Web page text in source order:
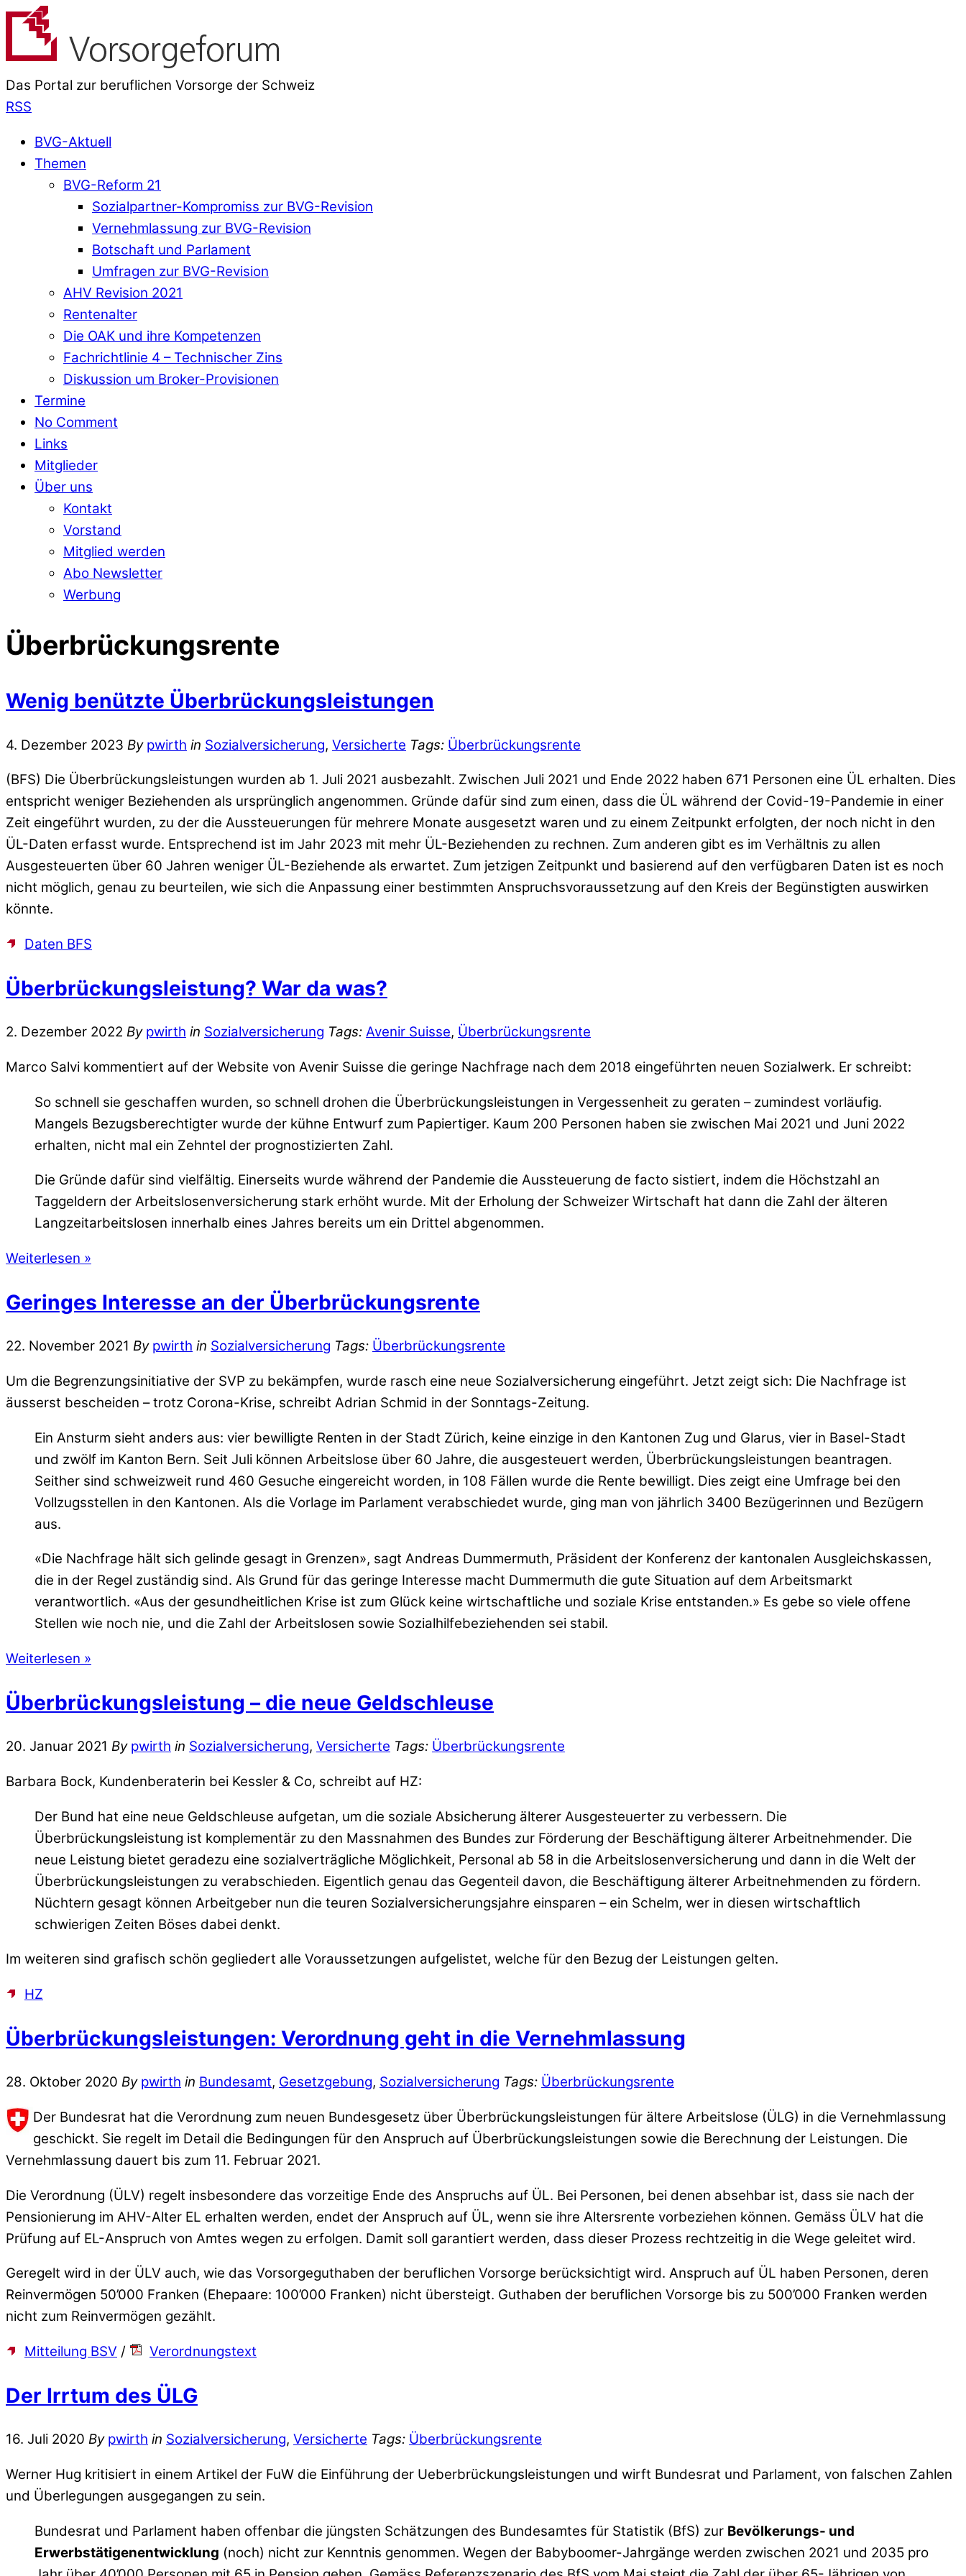
Das Portal zur beruflichen Vorsorge der Schweiz
RSS
BVG-Aktuell
Themen
BVG-Reform 21
Sozialpartner-Kompromiss zur BVG-Revision
Vernehmlassung zur BVG-Revision
Botschaft und Parlament
Umfragen zur BVG-Revision
AHV Revision 2021
Rentenalter
Die OAK und ihre Kompetenzen
Fachrichtlinie 4 – Technischer Zins
Diskussion um Broker-Provisionen
Termine
No Comment
Links
Mitglieder
Über uns
Kontakt
Vorstand
Mitglied werden
Abo Newsletter
Werbung
Überbrückungsrente
Wenig benützte Überbrückungsleistungen
4. Dezember 2023 By pwirth in Sozialversicherung, Versicherte Tags: Überbrückungsrente
(BFS) Die Überbrückungsleistungen wurden ab 1. Juli 2021 ausbezahlt. Zwischen Juli 2021 und Ende 2022 haben 671 Personen eine ÜL erhalten. Dies
entspricht weniger Beziehenden als ursprünglich angenommen. Gründe dafür sind zum einen, dass die ÜL während der Covid-19-Pandemie in einer
Zeit eingeführt wurden, zu der die Aussteuerungen für mehrere Monate ausgesetzt waren und zu einem Zeitpunkt erfolgten, der noch nicht in den
ÜL-Daten erfasst wurde. Entsprechend ist im Jahr 2023 mit mehr ÜL-Beziehenden zu rechnen. Zum anderen gibt es im Verhältnis zu allen
Ausgesteuerten über 60 Jahren weniger ÜL-Beziehende als erwartet. Zum jetzigen Zeitpunkt und basierend auf den verfügbaren Daten ist es noch
nicht möglich, genau zu beurteilen, wie sich die Anpassung einer bestimmten Anspruchsvoraussetzung auf den Kreis der Begünstigten auswirken
könnte.
Daten BFS
Überbrückungsleistung? War da was?
2. Dezember 2022 By pwirth in Sozialversicherung Tags: Avenir Suisse, Überbrückungsrente
Marco Salvi kommentiert auf der Website von Avenir Suisse die geringe Nachfrage nach dem 2018 eingeführten neuen Sozialwerk. Er schreibt:
So schnell sie geschaffen wurden, so schnell drohen die Überbrückungsleistungen in Vergessenheit zu geraten – zumindest vorläufig.
Mangels Bezugsberechtigter wurde der kühne Entwurf zum Papiertiger. Kaum 200 Personen haben sie zwischen Mai 2021 und Juni 2022
erhalten, nicht mal ein Zehntel der prognostizierten Zahl.
Die Gründe dafür sind vielfältig. Einerseits wurde während der Pandemie die Aussteuerung de facto sistiert, indem die Höchstzahl an
Taggeldern der Arbeitslosenversicherung stark erhöht wurde. Mit der Erholung der Schweizer Wirtschaft hat dann die Zahl der älteren
Langzeitarbeitslosen innerhalb eines Jahres bereits um ein Drittel abgenommen.
Weiterlesen »
Geringes Interesse an der Überbrückungsrente
22. November 2021 By pwirth in Sozialversicherung Tags: Überbrückungsrente
Um die Begrenzungsinitiative der SVP zu bekämpfen, wurde rasch eine neue Sozialversicherung eingeführt. Jetzt zeigt sich: Die Nachfrage ist
äusserst bescheiden – trotz Corona-Krise, schreibt Adrian Schmid in der Sonntags-Zeitung.
Ein Ansturm sieht anders aus: vier bewilligte Renten in der Stadt Zürich, keine einzige in den Kantonen Zug und Glarus, vier in Basel-Stadt
und zwölf im Kanton Bern. Seit Juli können Arbeitslose über 60 Jahre, die ausgesteuert werden, Überbrückungsleistungen beantragen.
Seither sind schweizweit rund 460 Gesuche eingereicht worden, in 108 Fällen wurde die Rente bewilligt. Dies zeigt eine Umfrage bei den
Vollzugsstellen in den Kantonen. Als die Vorlage im Parlament verabschiedet wurde, ging man von jährlich 3400 Bezügerinnen und Bezügern
aus.
«Die Nachfrage hält sich gelinde gesagt in Grenzen», sagt Andreas Dummermuth, Präsident der Konferenz der kantonalen Ausgleichskassen,
die in der Regel zuständig sind. Als Grund für das geringe Interesse macht Dummermuth die gute Situation auf dem Arbeitsmarkt
verantwortlich. «Aus der gesundheitlichen Krise ist zum Glück keine wirtschaftliche und soziale Krise entstanden.» Es gebe so viele offene
Stellen wie noch nie, und die Zahl der Arbeitslosen sowie Sozialhilfebeziehenden sei stabil.
Weiterlesen »
Überbrückungsleistung – die neue Geldschleuse
20. Januar 2021 By pwirth in Sozialversicherung, Versicherte Tags: Überbrückungsrente
Barbara Bock, Kundenberaterin bei Kessler & Co, schreibt auf HZ:
Der Bund hat eine neue Geldschleuse aufgetan, um die soziale Absicherung älterer Ausgesteuerter zu verbessern. Die
Überbrückungsleistung ist komplementär zu den Massnahmen des Bundes zur Förderung der Beschäftigung älterer Arbeitnehmender. Die
neue Leistung bietet geradezu eine sozialverträgliche Möglichkeit, Personal ab 58 in die Arbeitslosenversicherung und dann in die Welt der
Überbrückungsleistungen zu verabschieden. Eigentlich genau das Gegenteil davon, die Beschäftigung älterer Arbeitnehmenden zu fördern.
Nüchtern gesagt können Arbeitgeber nun die teuren Sozialversicherungsjahre einsparen – ein Schelm, wer in diesen wirtschaftlich
schwierigen Zeiten Böses dabei denkt.
Im weiteren sind grafisch schön gegliedert alle Voraussetzungen aufgelistet, welche für den Bezug der Leistungen gelten.
HZ
Überbrückungsleistungen: Verordnung geht in die Vernehmlassung
28. Oktober 2020 By pwirth in Bundesamt, Gesetzgebung, Sozialversicherung Tags: Überbrückungsrente
Der Bundesrat hat die Verordnung zum neuen Bundesgesetz über Überbrückungsleistungen für ältere Arbeitslose (ÜLG) in die Vernehmlassung
geschickt. Sie regelt im Detail die Bedingungen für den Anspruch auf Überbrückungsleistungen sowie die Berechnung der Leistungen. Die
Vernehmlassung dauert bis zum 11. Februar 2021.
Die Verordnung (ÜLV) regelt insbesondere das vorzeitige Ende des Anspruchs auf ÜL. Bei Personen, bei denen absehbar ist, dass sie nach der
Pensionierung im AHV-Alter EL erhalten werden, endet der Anspruch auf ÜL, wenn sie ihre Altersrente vorbeziehen können. Gemäss ÜLV hat die
Prüfung auf EL-Anspruch von Amtes wegen zu erfolgen. Damit soll garantiert werden, dass dieser Prozess rechtzeitig in die Wege geleitet wird.
Geregelt wird in der ÜLV auch, wie das Vorsorgeguthaben der beruflichen Vorsorge berücksichtigt wird. Anspruch auf ÜL haben Personen, deren
Reinvermögen 50’000 Franken (Ehepaare: 100’000 Franken) nicht übersteigt. Guthaben der beruflichen Vorsorge bis zu 500’000 Franken werden
nicht zum Reinvermögen gezählt.
Mitteilung BSV / Verordnungstext
Der Irrtum des ÜLG
16. Juli 2020 By pwirth in Sozialversicherung, Versicherte Tags: Überbrückungsrente
Werner Hug kritisiert in einem Artikel der FuW die Einführung der Ueberbrückungsleistungen und wirft Bundesrat und Parlament, von falschen Zahlen
und Überlegungen ausgegangen zu sein.
Bundesrat und Parlament haben offenbar die jüngsten Schätzungen des Bundesamtes für Statistik (BfS) zur Bevölkerungs- und
Erwerbstätigenentwicklung (noch) nicht zur Kenntnis genommen. Wegen der Babyboomer-Jahrgänge werden zwischen 2021 und 2035 pro